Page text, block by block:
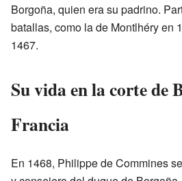
Borgoña, quien era su padrino.
batallas, como la de Montlhéry en
1467.
Su vida en la corte de
Francia
En 1468, Philippe de Commines